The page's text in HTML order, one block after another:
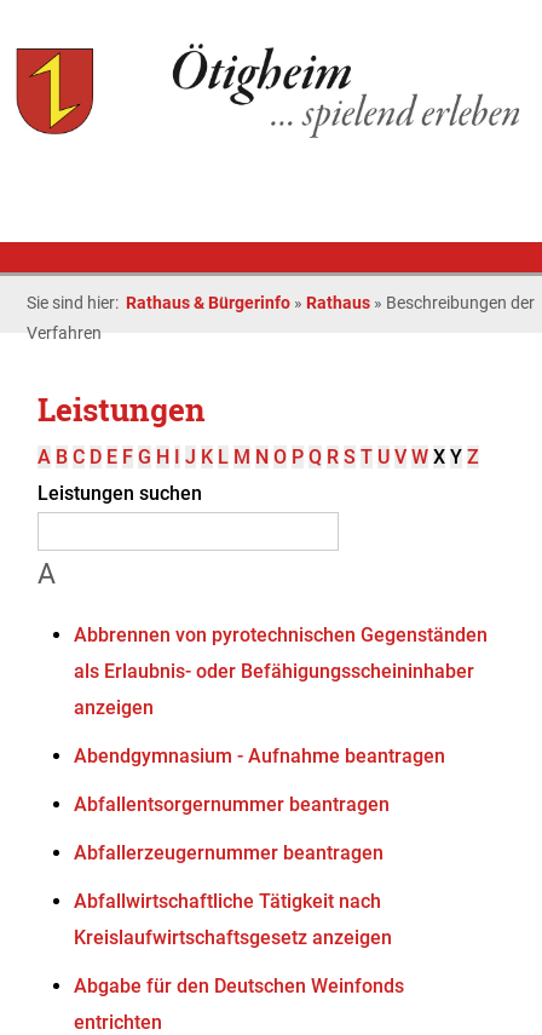
Sie sind hier: Rathaus & Bürgerinfo » Rathaus » Beschreibungen der
Verfahren
Leistungen
A B C D E F G H I J K L M N O P Q R S T U V W X Y Z
Leistungen suchen
A
Abbrennen von pyrotechnischen Gegenständen
als Erlaubnis- oder Befähigungsscheininhaber
anzeigen
Abendgymnasium - Aufnahme beantragen
Abfallentsorgernummer beantragen
Abfallerzeugernummer beantragen
Abfallwirtschaftliche Tätigkeit nach
Kreislaufwirtschaftsgesetz anzeigen
Abgabe für den Deutschen Weinfonds
entrichten